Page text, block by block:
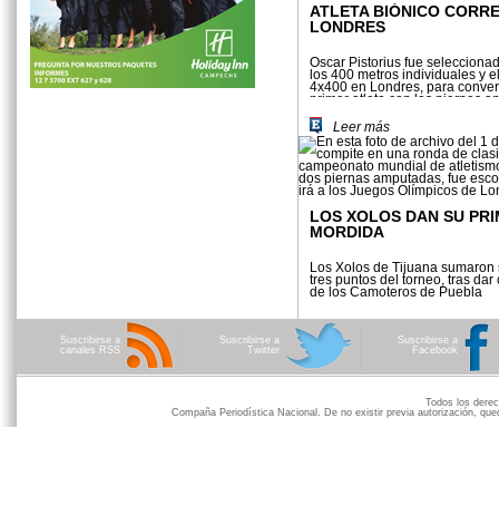
ATLETA BIÓNICO
LONDRES
Oscar Pistorius fue
los 400 metros individuales y
4x400 en Londres, para
primer atleta con las piernas
Leer más
LOS XOLOS DAN SU
MORDIDA
Los Xolos de Tijuana sumaron
tres puntos del torneo, tras dar
de los Camoteros de Puebla
Leer más
Suscribirse a
canales RSS
Suscribirse a
Twitter
Suscribirse a
Facebook
Todos los
Compaña Periodística Nacional. De no existir previa autorización,